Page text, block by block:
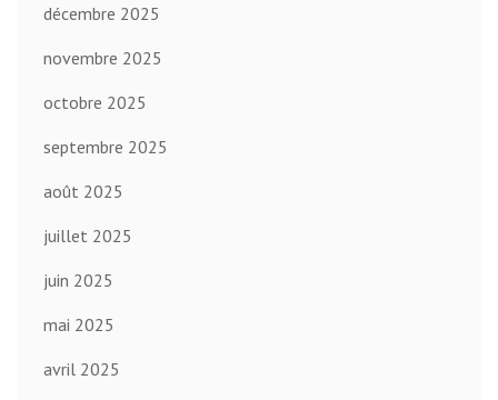
décembre 2025
novembre 2025
octobre 2025
septembre 2025
août 2025
juillet 2025
juin 2025
mai 2025
avril 2025